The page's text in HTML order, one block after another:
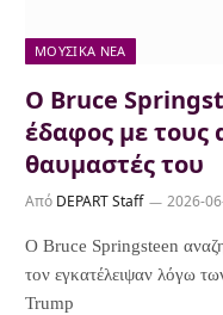
ΜΟΥΣΙΚΆ ΝΈΑ
Ο Bruce
έδαφος με τους
θαυμαστές του
Από DEPART Staff 2026-
Ο Bruce Springsteen
τον εγκατέλειψαν λόγω
Trump